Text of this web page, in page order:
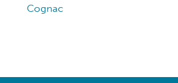
Cognac